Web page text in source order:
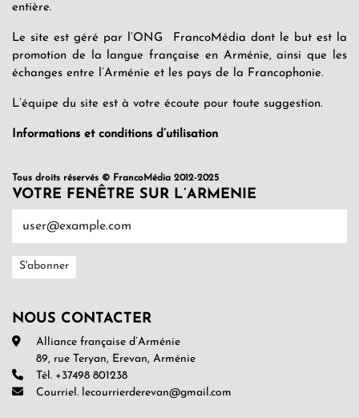
entière.
Le site est géré par l’ONG FrancoMédia dont le but est la
promotion de la langue française en Arménie, ainsi que les
échanges entre l’Arménie et les pays de la Francophonie.
L’équipe du site est à votre écoute pour toute suggestion.
Informations et conditions d’utilisation
Tous droits réservés © FrancoMédia 2012-2025
VOTRE FENÊTRE SUR L’ARMENIE
NOUS CONTACTER
Alliance française d’Arménie
89, rue Teryan, Erevan, Arménie
Tél. +37498 801238
Courriel. lecourrierderevan@gmail.com